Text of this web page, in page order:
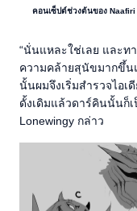
คอนเซ็ปต์ช่วงต้นของ Naafiri
“นั่นแหละใช่เลย และท
ความคล้ายสุนัขมากขึ้น
นั้นผมจึงเริ่มสำรวจไอเ
ดั้งเดิมแล้วดาร์คินนั้นก็
Lonewingy กล่าว